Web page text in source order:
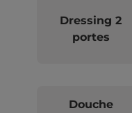
Dressing 2
portes
Douche